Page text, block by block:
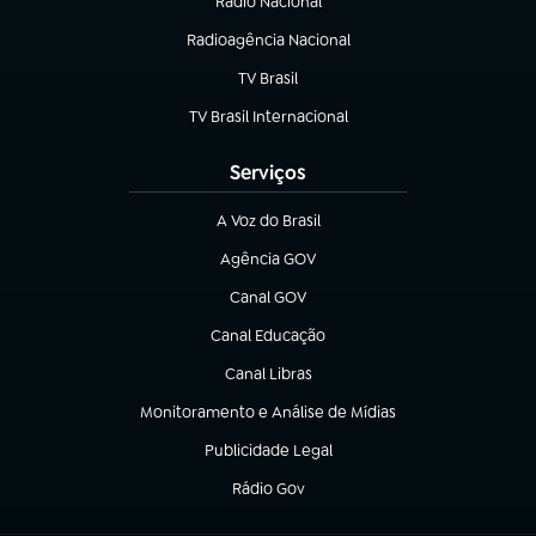
Radioagência Nacional
(abre em nova aba)
TV Brasil
(abre em nova aba)
TV Brasil Internacional
(abre em nova aba)
Serviços
A Voz do Brasil
(abre em nova aba)
Agência GOV
(abre em nova aba)
Canal GOV
(abre em nova aba)
Canal Educação
(abre em nova aba)
Canal Libras
(abre em nova aba)
Monitoramento e Análise de Mídias
(abre em nova aba)
Publicidade Legal
(abre em nova aba)
Rádio Gov
(abre em nova aba)